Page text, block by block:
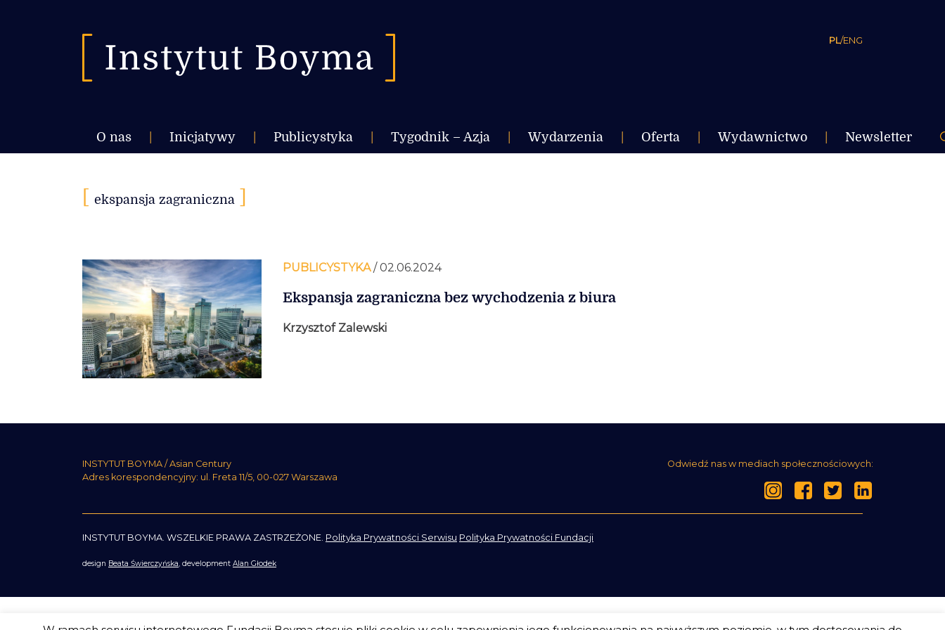
PL/ENG
O nas Inicjatywy Publicystyka Tygodnik – Azja Wydarzenia Oferta Wydawnictwo Newsletter
ekspansja zagraniczna
PUBLICYSTYKA/ 02.06.2024
Ekspansja zagraniczna bez wychodzenia z biura
Krzysztof Zalewski
INSTYTUT BOYMA / Asian Century
Adres korespondencyjny: ul. Freta 11/5, 00-027 Warszawa
Odwiedź nas w mediach społecznościowych:
INSTYTUT BOYMA. WSZELKIE PRAWA ZASTRZEŻONE. Polityka Prywatności Serwisu Polityka Prywatności Fundacji
design Beata Świerczyńska , development Alan Głodek